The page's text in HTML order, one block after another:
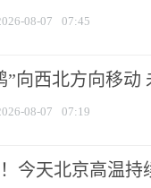
08-07 07:45
”向西北方向移动
08-07 07:19
今天北京高温